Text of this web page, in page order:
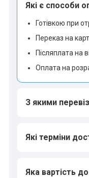
Які є способи
Готівкою при
Переказ на
Післяплата на
Оплата на
З якими
Які терміни
Яка вартість